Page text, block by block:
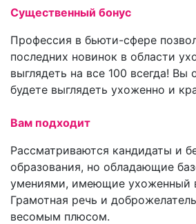
Существенный бонус
Профессия в бьюти-сфере
последних новинок в области
выглядеть на все 100 всегда! Вы
будете выглядеть ухоженно и
Вам подходит
Рассматриваются кандидаты и
образования, но обладающие
умениями, имеющие ухоженный
Грамотная речь и
весомым плюсом.